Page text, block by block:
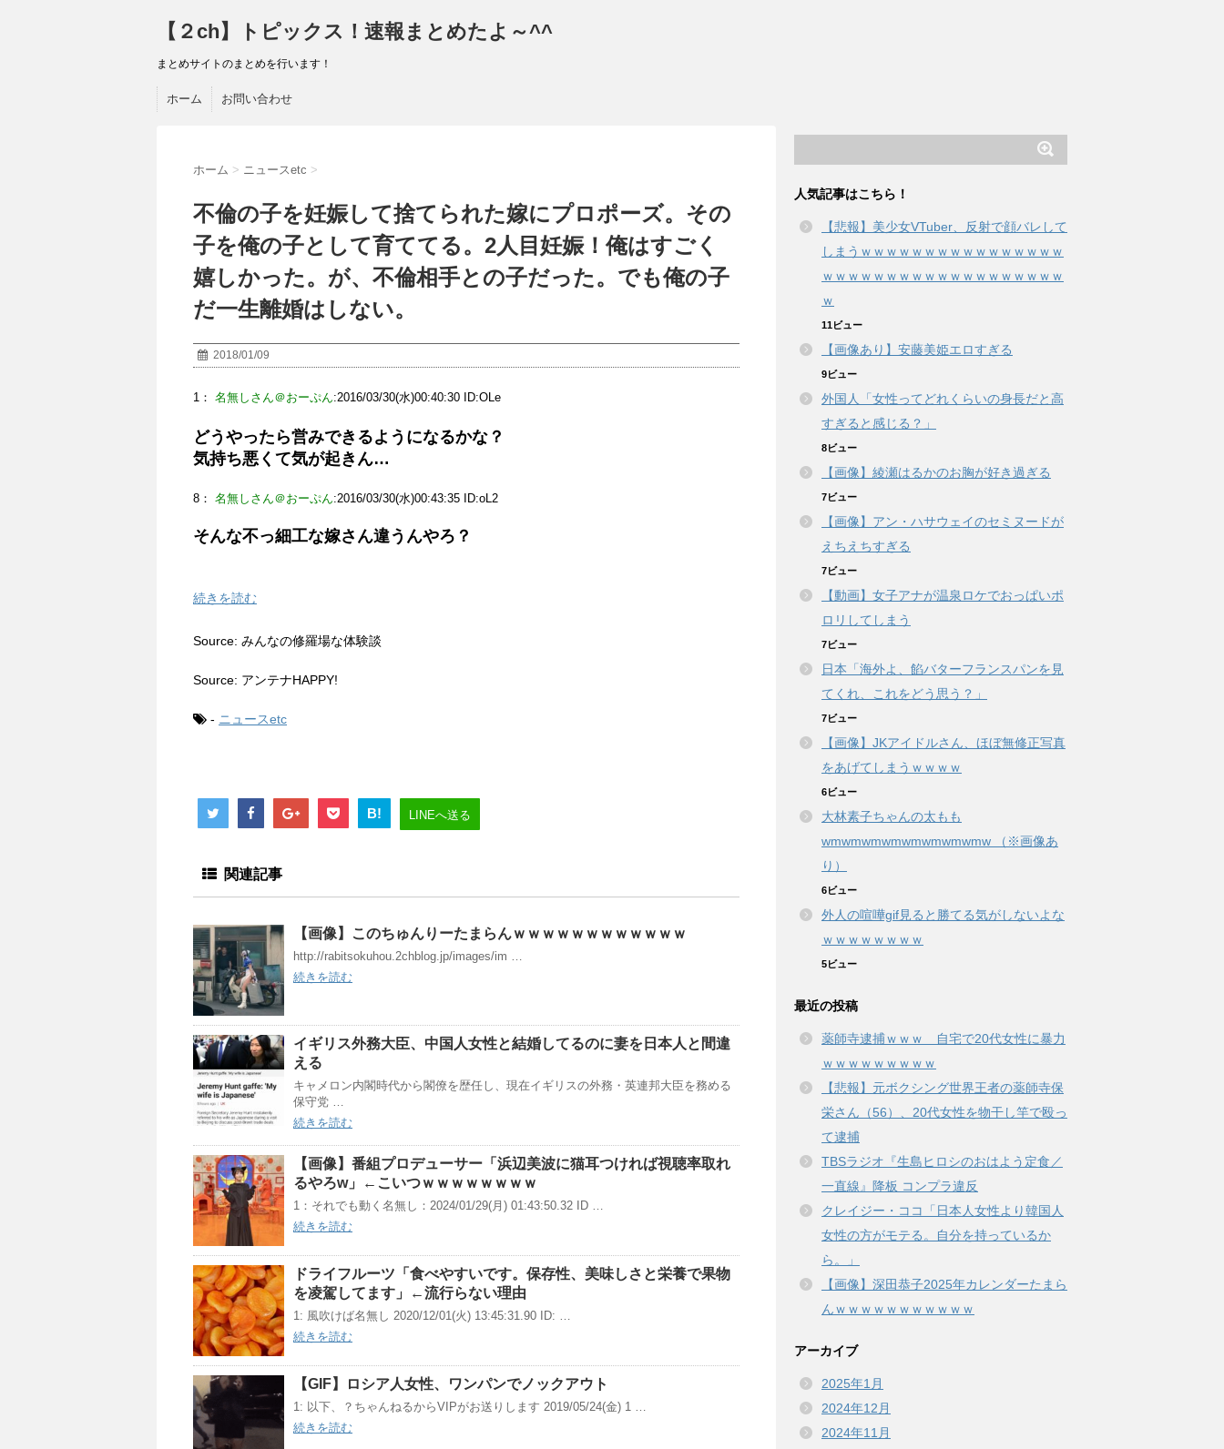
【２ch】トピックス！速報まとめたよ～^^
まとめサイトのまとめを行います！
ホーム お問い合わせ
ホーム > ニュースetc >
不倫の子を妊娠して捨てられた嫁にプロポーズ。その
子を俺の子として育ててる。2人目妊娠！俺はすごく
嬉しかった。が、不倫相手との子だった。でも俺の子
だ一生離婚はしない。
2018/01/09
1： 名無しさん＠おーぷん:2016/03/30(水)00:40:30 ID:OLe
どうやったら営みできるようになるかな？
気持ち悪くて気が起きん…
8： 名無しさん＠おーぷん:2016/03/30(水)00:43:35 ID:oL2
そんな不っ細工な嫁さん違うんやろ？
続きを読む
Source: みんなの修羅場な体験談
Source: アンテナHAPPY!
- ニュースetc
B! LINEへ送る
関連記事
【画像】このちゅんりーたまらんｗｗｗｗｗｗｗｗｗｗｗｗ
http://rabitsokuhou.2chblog.jp/images/im …
続きを読む
イギリス外務大臣、中国人女性と結婚してるのに妻を日本人と間違
える
キャメロン内閣時代から閣僚を歴任し、現在イギリスの外務・英連邦大臣を務める
保守党 …
続きを読む
【画像】番組プロデューサー「浜辺美波に猫耳つければ視聴率取れ
るやろw」←こいつｗｗｗｗｗｗｗｗ
1：それでも動く名無し：2024/01/29(月) 01:43:50.32 ID …
続きを読む
ドライフルーツ「食べやすいです。保存性、美味しさと栄養で果物
を凌駕してます」←流行らない理由
1: 風吹けば名無し 2020/12/01(火) 13:45:31.90 ID: …
続きを読む
【GIF】ロシア人女性、ワンパンでノックアウト
1: 以下、？ちゃんねるからVIPがお送りします 2019/05/24(金) 1 …
続きを読む
人気記事はこちら！
【悲報】美少女VTuber、反射で顔バレして
しまうｗｗｗｗｗｗｗｗｗｗｗｗｗｗｗｗ
ｗｗｗｗｗｗｗｗｗｗｗｗｗｗｗｗｗｗｗ
ｗ
11ビュー
【画像あり】安藤美姫エロすぎる
9ビュー
外国人「女性ってどれくらいの身長だと高
すぎると感じる？」
8ビュー
【画像】綾瀬はるかのお胸が好き過ぎる
7ビュー
【画像】アン・ハサウェイのセミヌードが
えちえちすぎる
7ビュー
【動画】女子アナが温泉ロケでおっぱいポ
ロリしてしまう
7ビュー
日本「海外よ、餡バターフランスパンを見
てくれ、これをどう思う？」
7ビュー
【画像】JKアイドルさん、ほぼ無修正写真
をあげてしまうｗｗｗｗ
6ビュー
大林素子ちゃんの太もも
wmwmwmwmwmwmwmwmw （※画像あ
り）
6ビュー
外人の喧嘩gif見ると勝てる気がしないよな
ｗｗｗｗｗｗｗｗ
5ビュー
最近の投稿
薬師寺逮捕ｗｗｗ 自宅で20代女性に暴力
ｗｗｗｗｗｗｗｗｗ
【悲報】元ボクシング世界王者の薬師寺保
栄さん（56）、20代女性を物干し竿で殴っ
て逮捕
TBSラジオ『生島ヒロシのおはよう定食／
一直線』降板 コンプラ違反
クレイジー・ココ「日本人女性より韓国人
女性の方がモテる。自分を持っているか
ら。」
【画像】深田恭子2025年カレンダーたまら
んｗｗｗｗｗｗｗｗｗｗｗ
アーカイブ
2025年1月
2024年12月
2024年11月